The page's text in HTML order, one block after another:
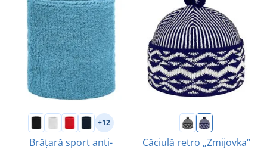
+12
Brățară sport anti-
Căciulă retro „Zmijovka“